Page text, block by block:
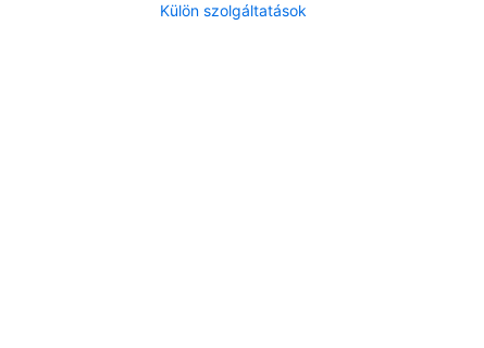
Külön szolgáltatások